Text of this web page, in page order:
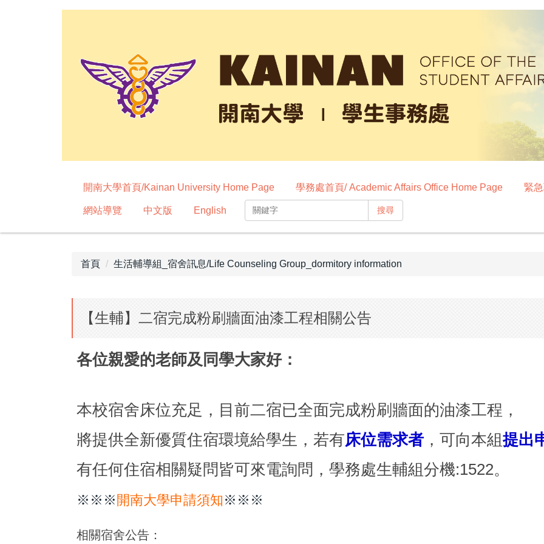
開南大學首頁/Kainan University Home Page 學務處首頁/ Academic Affairs Office Home Page 緊
網站導覽 中文版 English 搜尋
首頁 生活輔導組_宿舍訊息/Life Counseling Group_dormitory information
【生輔】二宿完成粉刷牆面油漆工程相關公告
各位親愛的老師及同學大家好：
本校宿舍床位充足，目前二宿已全面完成粉刷牆面的油漆工程，
將提供全新優質住宿環境給學生，若有床位需求者 ，可向本組提出
有任何住宿相關疑問皆可來電詢問，學務處生輔組分機:1522。
※※※ 開南大學申請須知 ※※※
相關宿舍公告：